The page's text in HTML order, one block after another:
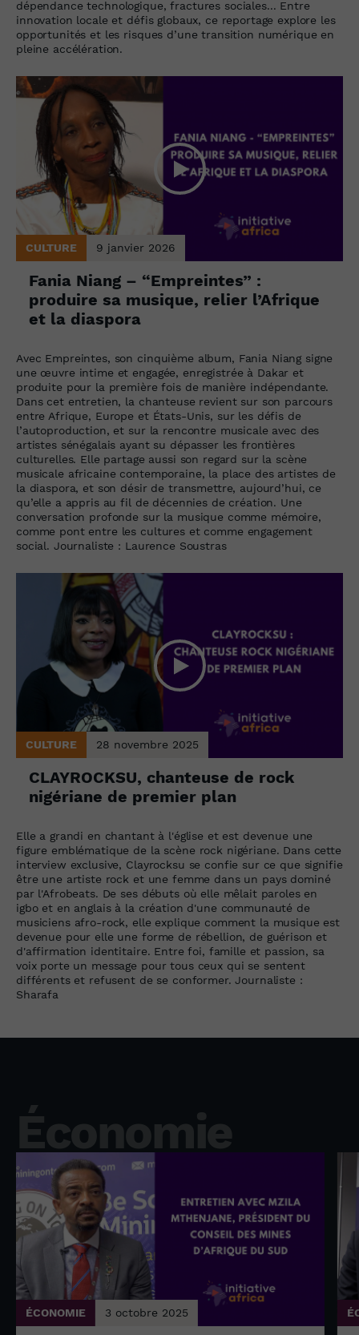
dépendance technologique, fractures sociales... Entre
innovation locale et défis globaux, ce reportage explore les
opportunités et les risques d’une transition numérique en
pleine accélération.
CULTURE 9 janvier 2026
Fania Niang – “Empreintes” :
produire sa musique, relier l’Afrique
et la diaspora
Avec Empreintes, son cinquième album, Fania Niang signe
une œuvre intime et engagée, enregistrée à Dakar et
produite pour la première fois de manière indépendante.
Dans cet entretien, la chanteuse revient sur son parcours
entre Afrique, Europe et États-Unis, sur les défis de
l’autoproduction, et sur la rencontre musicale avec des
artistes sénégalais ayant su dépasser les frontières
culturelles. Elle partage aussi son regard sur la scène
musicale africaine contemporaine, la place des artistes de
la diaspora, et son désir de transmettre, aujourd’hui, ce
qu’elle a appris au fil de décennies de création. Une
conversation profonde sur la musique comme mémoire,
comme pont entre les cultures et comme engagement
social. Journaliste : Laurence Soustras
CULTURE 28 novembre 2025
CLAYROCKSU, chanteuse de rock
nigériane de premier plan
Elle a grandi en chantant à l'église et est devenue une
figure emblématique de la scène rock nigériane. Dans cette
interview exclusive, Clayrocksu se confie sur ce que signifie
être une artiste rock et une femme dans un pays dominé
par l'Afrobeats. De ses débuts où elle mêlait paroles en
igbo et en anglais à la création d'une communauté de
musiciens afro-rock, elle explique comment la musique est
devenue pour elle une forme de rébellion, de guérison et
d'affirmation identitaire. Entre foi, famille et passion, sa
voix porte un message pour tous ceux qui se sentent
différents et refusent de se conformer. Journaliste :
Sharafa
Économie
ÉCONOMIE 3 octobre 2025